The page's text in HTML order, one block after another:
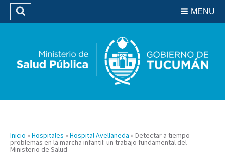
Biblioteca
MENU
Buscar
Inicio » Hospitales » Hospital Avellaneda » Detectar a tiempo
problemas en la marcha infantil: un trabajo fundamental del
Ministerio de Salud